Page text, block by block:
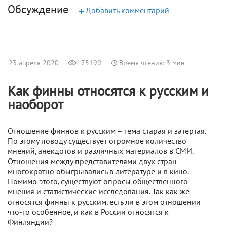
Обсуждение +Добавить комментарий
23 апреля 2020 75199 Время чтения: 3 мин
Как финны относятся к русским и
наоборот
Отношение финнов к русским – тема старая и затертая.
По этому поводу существует огромное количество
мнений, анекдотов и различных материалов в СМИ.
Отношения между представителями двух стран
многократно обыгрывались в литературе и в кино.
Помимо этого, существуют опросы общественного
мнения и статистические исследования. Так как же
относятся финны к русским, есть ли в этом отношении
что-то особенное, и как в России относятся к
Финляндии?